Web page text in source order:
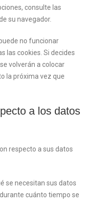
consulte las
su navegador.
no funcionar
las cookies. Si decides
volverán a colocar
la próxima vez que
a los datos
respecto a sus datos
se necesitan sus datos
cuánto tiempo se